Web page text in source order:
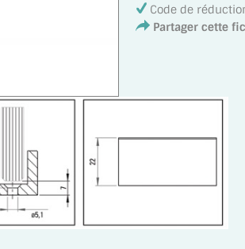
Code de
Partager cette